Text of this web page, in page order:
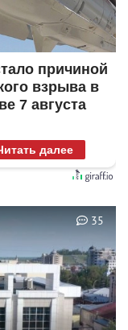
причиной
взрыва в
7 августа
далее
35